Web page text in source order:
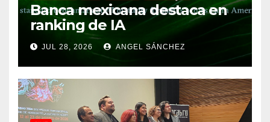
Banca mexicana destaca en
ranking de IA
JUL 28, 2026 ANGEL SÁNCHEZ